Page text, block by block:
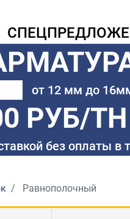
от 12 мм до
РУБ/ТН
без оплаты в
Равнополочный